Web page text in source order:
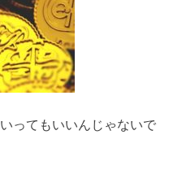
ってもいいんじゃないで